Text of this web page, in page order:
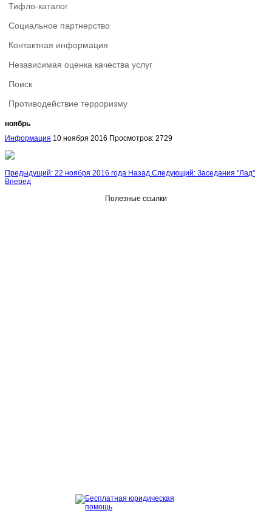
Тифло-каталог
Социальное партнерство
Контактная информация
Независимая оценка качества услуг
Поиск
Противодействие терроризму
ноябрь
Информация 10 ноября 2016 Просмотров: 2729
Предыдущий: 22 ноября 2016 года Назад Следующий: Заседания "Лад"
Вперед
Полезные ссылки